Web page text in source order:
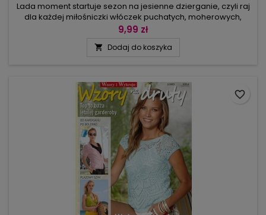
Lada moment startuje sezon na jesienne dzierganie, czyli raj
dla każdej miłośniczki włóczek puchatych, moherowych,
leciutkich, a pełnych objętości. Może w tym numerze na
projekt? Kardigany krótkie lub obszerne, eleganckie sukienki
9,99 zł
 Dodaj do koszyka
favorite_border